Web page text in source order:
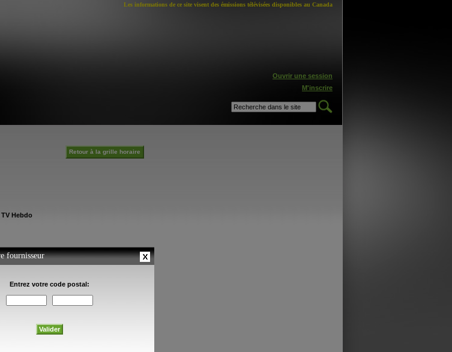
Les informations de ce site visent des émissions télévisées disponibles au Canada
Ouvrir une session
M'inscrire
Retour à la grille horaire
TV Hebdo